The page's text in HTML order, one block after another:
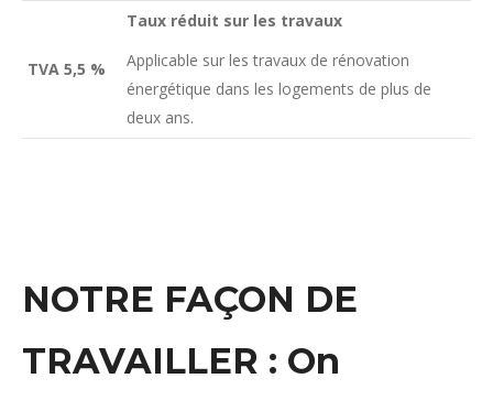
TVA 5,5 %
Taux réduit sur les travaux
Applicable sur les travaux de rénovation
énergétique dans les logements de plus de
deux ans.
NOTRE FAÇON DE
TRAVAILLER : On